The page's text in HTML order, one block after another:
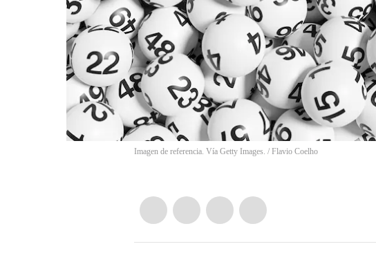
Imagen de referencia. Vía Getty Images. / Flavio Coelho